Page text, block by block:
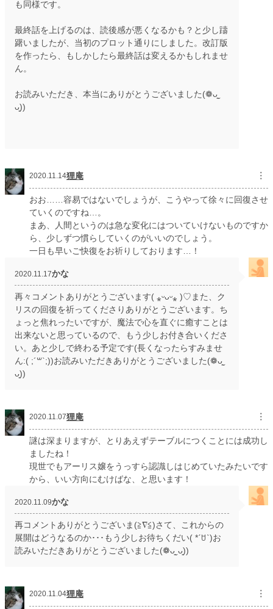
も同様です。
最終話を上げるのは、読後感が悪くなるかも？と少し躊
躇いましたが、当初のプロット通りにしました。改訂版
を作ったら、もしかしたら最終話は変えるかもしれませ
ん。
お読みいただき、本当にありがとうございました(❁ᴗ͈ˬ
ᴗ͈))
2020.11.14狸庵 ︙
おお……容易ではないでしょうが、こうやって徐々に回復させ
ていくのですね…。
まあ、人間というのは急な変化にはついていけないものですか
ら、少しずつ慣らしていくのがいいのでしょう。
一日も早いご快復をお祈りしております…！
2020.11.17かな
再々コメントありがとうございます( ⁎ᵕᴗᵕ⁎ )♡また、ク
リスの回復を祈ってくださりありがとうございます。ち
ょっと焦れったいですが、魔法で心を直ぐに癒すことは
出来ないと思っているので、もう少しお付き合いくださ
い。あと少しで終わる予定です(長くなったらすみませ
ん:( ;´꒳`;))お読みいただきありがとうございました(❁ᴗ͈ˬ
ᴗ͈))
2020.11.07狸庵 ︙
謎は深まりますが、とりあえずテーブルにつくことには成功し
ましたね！
現世でもアーリス嬢をうっすら認識しはじめていたみたいです
から、いい方向にむけばな、と思います！
2020.11.09かな
再コメントありがとうございま(≧∇≦)さて、これからの
展開はどうなるのか･･･もう少しお待ちくだい( *ˊꇴˋ)お
読みいただきありがとうございました(❁ᴗ͈ˬᴗ͈))
2020.11.04狸庵 ︙